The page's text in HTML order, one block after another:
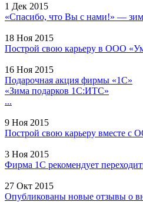
1 Дек 2015
«Спасибо, что Вы с нами!» —
18 Ноя 2015
Построй свою карьеру в ООО
16 Ноя 2015
Подарочная акция фирмы «1С»
«Зима подарков 1С:ИТС»
...
9 Ноя 2015
Построй свою карьеру вместе с
3 Ноя 2015
Фирма 1С рекомендует
27 Окт 2015
Опубликованы новые отзывы о